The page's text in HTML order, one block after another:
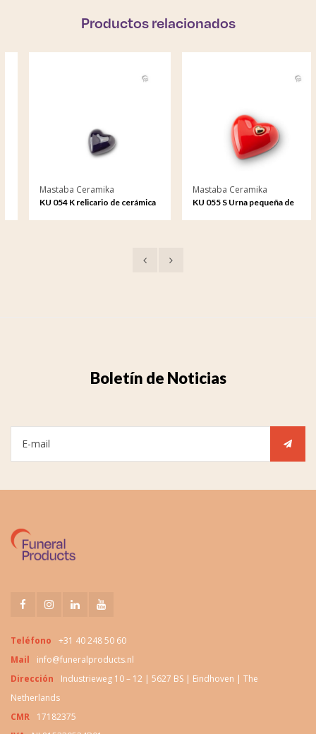
Productos relacionados
Mastaba Ceramika
KU 054 K relicario de cerámica
Mastaba Ceramika
KU 055 S Urna pequeña de
Boletín de Noticias
Teléfono
+31 40 248 50 60
Mail
info@funeralproducts.nl
Dirección
Industrieweg 10 – 12 | 5627 BS | Eindhoven | The
Netherlands
CMR
17182375